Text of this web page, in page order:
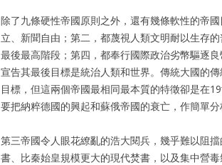
除了九條硬性帝國原則之外，還有幾條軟性的帝
立、新聞自由；第二，都蔑視人類文明耐以生存
最後最高階段；第四，都奉行國際政治劣幣驅逐
宣告其最後目標是統治人類和世界。傳統大國的
目標，但這兩個帝國最相同最本質的特徵卻是在
要把納粹德國的興起和蘇俄帝國的衰亡，作簡單分
第三帝國令人眼花繚亂的浩大閱兵，幾乎難以阻
書、比秦始皇規模更大的現代焚書，以及集中營